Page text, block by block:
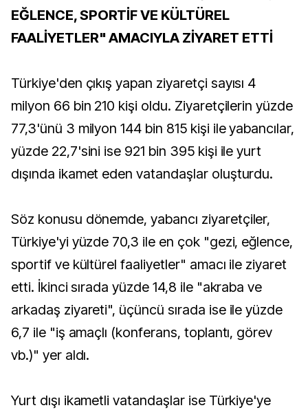
EĞLENCE, SPORTİF VE KÜLTÜREL
FAALİYETLER" AMACIYLA ZİYARET ETTİ
Türkiye'den çıkış yapan ziyaretçi sayısı 4
milyon 66 bin 210 kişi oldu. Ziyaretçilerin yüzde
77,3'ünü 3 milyon 144 bin 815 kişi ile yabancılar,
yüzde 22,7'sini ise 921 bin 395 kişi ile yurt
dışında ikamet eden vatandaşlar oluşturdu.
Söz konusu dönemde, yabancı ziyaretçiler,
Türkiye'yi yüzde 70,3 ile en çok "gezi, eğlence,
sportif ve kültürel faaliyetler" amacı ile ziyaret
etti. İkinci sırada yüzde 14,8 ile "akraba ve
arkadaş ziyareti", üçüncü sırada ise ile yüzde
6,7 ile "iş amaçlı (konferans, toplantı, görev
vb.)" yer aldı.
Yurt dışı ikametli vatandaşlar ise Türkiye'ye